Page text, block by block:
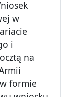
w
i
na
formie